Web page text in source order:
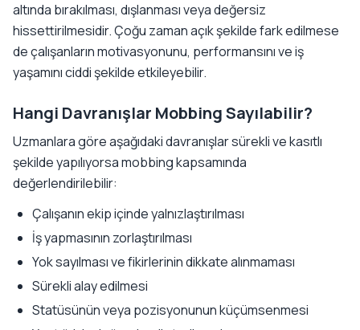
altında bırakılması, dışlanması veya değersiz
hissettirilmesidir. Çoğu zaman açık şekilde fark edilmese
de çalışanların motivasyonunu, performansını ve iş
yaşamını ciddi şekilde etkileyebilir.
Hangi Davranışlar Mobbing Sayılabilir?
Uzmanlara göre aşağıdaki davranışlar sürekli ve kasıtlı
şekilde yapılıyorsa mobbing kapsamında
değerlendirilebilir:
Çalışanın ekip içinde yalnızlaştırılması
İş yapmasının zorlaştırılması
Yok sayılması ve fikirlerinin dikkate alınmaması
Sürekli alay edilmesi
Statüsünün veya pozisyonunun küçümsenmesi